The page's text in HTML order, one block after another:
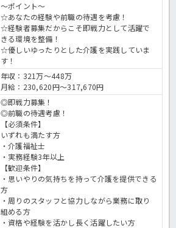
～ポイント～
☆あなたの経験や前職の待遇を考慮！
☆経験者募集だからこそ即戦力として活躍で
きる環境を整備！
☆優しいゆったりとした介護を実践していま
す！
年収：321万～448万
月給：230,620円～317,670円
◎即戦力募集！
◎前職の待遇考慮！
【必須条件】
いずれも満たす方
・介護福祉士
・実務経験3年以上
【歓迎条件】
・思いやりの気持ちを持って介護を提供できる
方
・周りのスタッフと協力しながら業務に取り
組める方
・資格や経験を活かし長く活躍したい方